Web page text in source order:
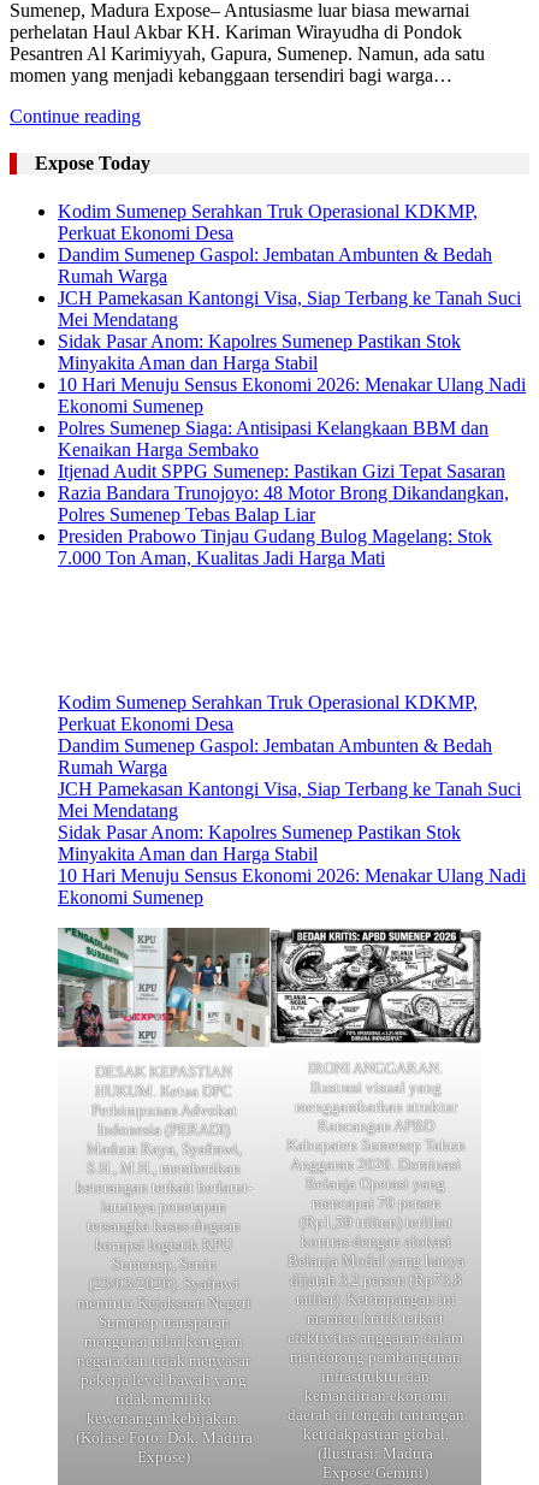
Sumenep, Madura Expose– Antusiasme luar biasa mewarnai
perhelatan Haul Akbar KH. Kariman Wirayudha di Pondok
Pesantren Al Karimiyyah, Gapura, Sumenep. Namun, ada satu
Kodim Sumenep Serahkan Truk Operasional KDKMP,
Perkuat Ekonomi Desa
Dandim Sumenep Gaspol: Jembatan Ambunten & Bedah
Rumah Warga
JCH Pamekasan Kantongi Visa, Siap Terbang ke Tanah Suci
Mei Mendatang
Sidak Pasar Anom: Kapolres Sumenep Pastikan Stok
Minyakita Aman dan Harga Stabil
10 Hari Menuju Sensus Ekonomi 2026: Menakar Ulang Nadi
Ekonomi Sumenep
Polres Sumenep Siaga: Antisipasi Kelangkaan BBM dan
Kenaikan Harga Sembako
Itjenad Audit SPPG Sumenep: Pastikan Gizi Tepat Sasaran
Razia Bandara Trunojoyo: 48 Motor Brong Dikandangkan,
Polres Sumenep Tebas Balap Liar
Presiden Prabowo Tinjau Gudang Bulog Magelang: Stok
Kodim Sumenep Serahkan Truk Operasional KDKMP,
Perkuat Ekonomi Desa
Dandim Sumenep Gaspol: Jembatan Ambunten & Bedah
Rumah Warga
JCH Pamekasan Kantongi Visa, Siap Terbang ke Tanah Suci
Mei Mendatang
Sidak Pasar Anom: Kapolres Sumenep Pastikan Stok
Minyakita Aman dan Harga Stabil
10 Hari Menuju Sensus Ekonomi 2026: Menakar Ulang Nadi
DESAK KEPASTIAN
HUKUM. Ketua DPC
Perhimpunan Advokat
Indonesia (PERADI)
Madura Raya, Syafrawi,
S.H., M.H., memberikan
keterangan terkait berlarut-
larutnya penetapan
tersangka kasus dugaan
korupsi logistik KPU
Sumenep, Senin
(23/03/2026). Syafrawi
meminta Kejaksaan Negeri
Sumenep transparan
mengenai nilai kerugian
negara dan tidak menyasar
pekerja level bawah yang
tidak memiliki
kewenangan kebijakan.
(Kolase Foto: Dok. Madura
IRONI ANGGARAN.
Ilustrasi visual yang
menggambarkan struktur
Rancangan APBD
Kabupaten Sumenep Tahun
Anggaran 2026. Dominasi
Belanja Operasi yang
mencapai 70 persen
(Rp1,59 triliun) terlihat
kontras dengan alokasi
Belanja Modal yang hanya
dijatah 3,2 persen (Rp73,8
miliar). Ketimpangan ini
memicu kritik terkait
efektivitas anggaran dalam
mendorong pembangunan
infrastruktur dan
kemandirian ekonomi
daerah di tengah tantangan
ketidakpastian global.
(Ilustrasi: Madura